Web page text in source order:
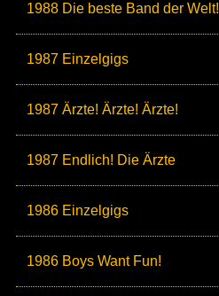
1988 Die beste Band der Welt!
1987 Einzelgigs
1987 Ärzte! Ärzte! Ärzte!
1987 Endlich! Die Ärzte
1986 Einzelgigs
1986 Boys Want Fun!